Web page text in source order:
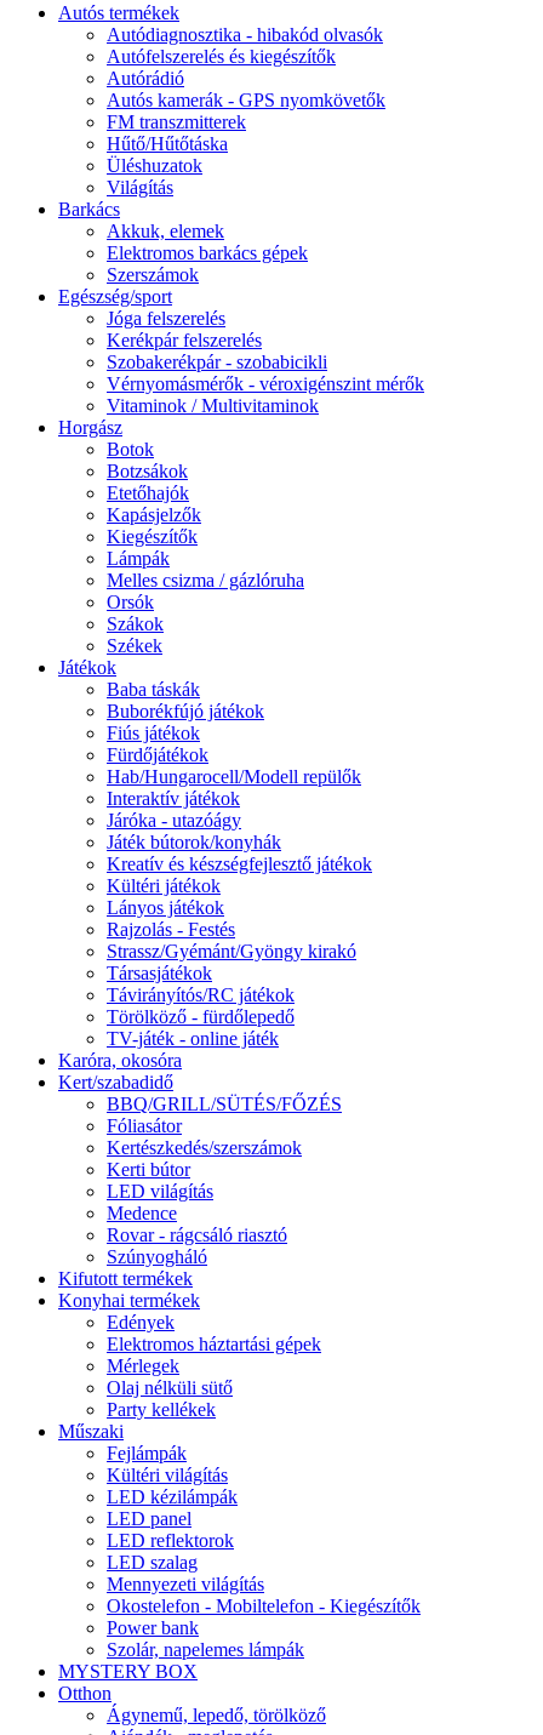
Autós termékek
Autódiagnosztika - hibakód olvasók
Autófelszerelés és kiegészítők
Autórádió
Autós kamerák - GPS nyomkövetők
FM transzmitterek
Hűtő/Hűtőtáska
Üléshuzatok
Világítás
Barkács
Akkuk, elemek
Elektromos barkács gépek
Szerszámok
Egészség/sport
Jóga felszerelés
Kerékpár felszerelés
Szobakerékpár - szobabicikli
Vérnyomásmérők - véroxigénszint mérők
Vitaminok / Multivitaminok
Horgász
Botok
Botzsákok
Etetőhajók
Kapásjelzők
Kiegészítők
Lámpák
Melles csizma / gázlóruha
Orsók
Szákok
Székek
Játékok
Baba táskák
Buborékfújó játékok
Fiús játékok
Fürdőjátékok
Hab/Hungarocell/Modell repülők
Interaktív játékok
Járóka - utazóágy
Játék bútorok/konyhák
Kreatív és készségfejlesztő játékok
Kültéri játékok
Lányos játékok
Rajzolás - Festés
Strassz/Gyémánt/Gyöngy kirakó
Társasjátékok
Távirányítós/RC játékok
Törölköző - fürdőlepedő
TV-játék - online játék
Karóra, okosóra
Kert/szabadidő
BBQ/GRILL/SÜTÉS/FŐZÉS
Fóliasátor
Kertészkedés/szerszámok
Kerti bútor
LED világítás
Medence
Rovar - rágcsáló riasztó
Szúnyogháló
Kifutott termékek
Konyhai termékek
Edények
Elektromos háztartási gépek
Mérlegek
Olaj nélküli sütő
Party kellékek
Műszaki
Fejlámpák
Kültéri világítás
LED kézilámpák
LED panel
LED reflektorok
LED szalag
Mennyezeti világítás
Okostelefon - Mobiltelefon - Kiegészítők
Power bank
Szolár, napelemes lámpák
MYSTERY BOX
Otthon
Ágynemű, lepedő, törölköző